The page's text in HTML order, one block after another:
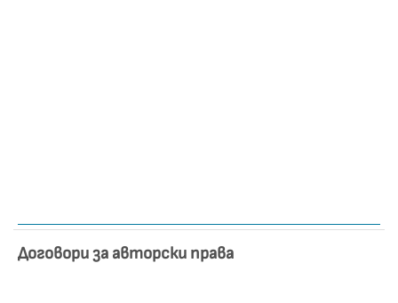
Договори за авторски права